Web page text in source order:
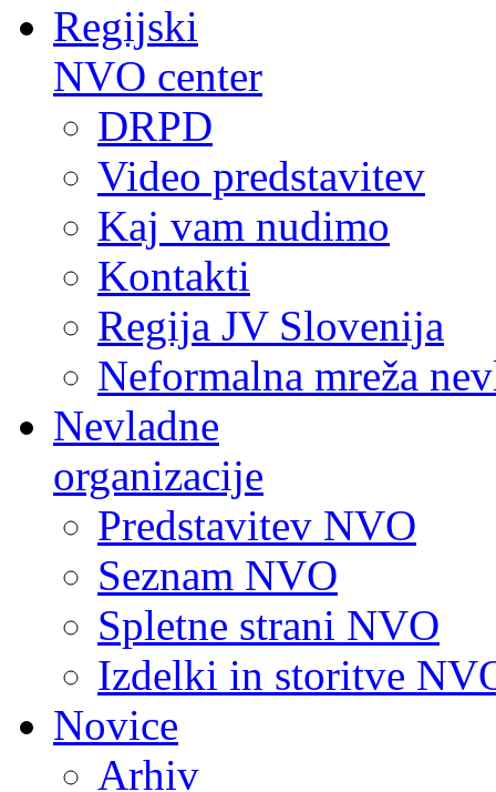
Regijski
NVO center
DRPD
Video predstavitev
Kaj vam nudimo
Kontakti
Regija JV Slovenija
Neformalna mreža
Nevladne
organizacije
Predstavitev NVO
Seznam NVO
Spletne strani NVO
Izdelki in storitve
Novice
Arhiv